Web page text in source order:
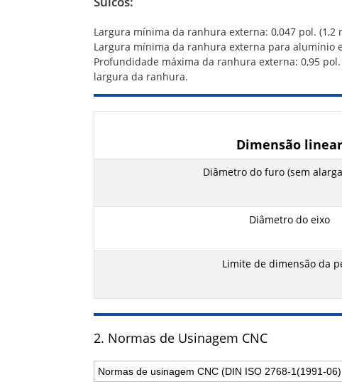
Largura mínima da ranhura externa: 0,047 pol. (1,2
Largura mínima da ranhura externa para alumínio
Profundidade máxima da ranhura externa: 0,95
largura da ranhura.
Dimensão linear
Diâmetro do furo (sem
Diâmetro do eixo
Limite de dimensão da
2. Normas de Usinagem CNC
Normas de usinagem CNC (DIN ISO 2768-1(1991-06)